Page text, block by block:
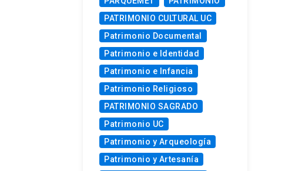
PATRIMONIO CULTURAL UC
Patrimonio Documental
Patrimonio e Identidad
Patrimonio e Infancia
Patrimonio Religioso
PATRIMONIO SAGRADO
Patrimonio UC
Patrimonio y Arqueología
Patrimonio y Artesanía